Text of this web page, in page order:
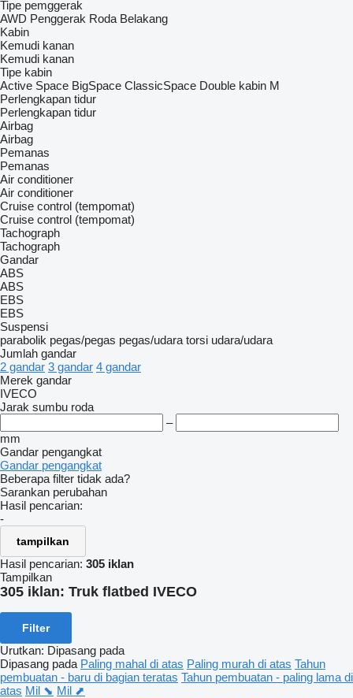
Tipe pemggerak
AWD Penggerak Roda Belakang
Kabin
Kemudi kanan
Kemudi kanan
Tipe kabin
Active Space BigSpace ClassicSpace Double kabin M
Perlengkapan tidur
Perlengkapan tidur
Airbag
Airbag
Pemanas
Pemanas
Air conditioner
Air conditioner
Cruise control (tempomat)
Cruise control (tempomat)
Tachograph
Tachograph
Gandar
ABS
ABS
EBS
EBS
Suspensi
parabolik pegas/pegas pegas/udara torsi udara/udara
Jumlah gandar
2 gandar 3 gandar 4 gandar
Merek gandar
IVECO
Jarak sumbu roda
–
mm
Gandar pengangkat
Gandar pengangkat
Beberapa filter tidak ada?
Sarankan perubahan
Hasil pencarian:
-
tampilkan
Hasil pencarian: 305 iklan
Tampilkan
305 iklan: Truk flatbed IVECO
Filter
Urutkan: Dipasang pada
Dipasang pada Paling mahal di atas Paling murah di atas Tahun
pembuatan - baru di bagian teratas Tahun pembuatan - paling lama di
atas Mil ⬊ Mil ⬈